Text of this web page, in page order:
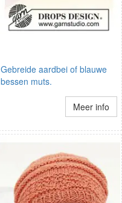
Gebreide aardbei of blauwe
bessen muts.
Meer info